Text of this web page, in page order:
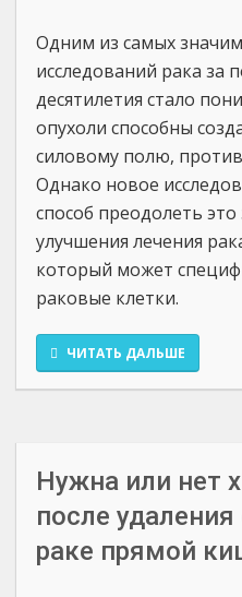
Одним из самых
исследований рака за
десятилетия стало
опухоли способны
силовому полю,
Однако новое
способ преодолеть
улучшения лечения
который может
раковые клетки.
ЧИТАТЬ ДАЛЬШЕ
Нужна или нет
после
раке прямой